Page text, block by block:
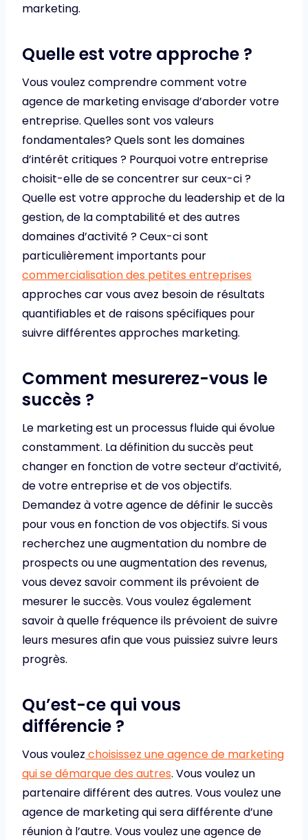
marketing.
Quelle est votre approche ?
Vous voulez comprendre comment votre
agence de marketing envisage d’aborder votre
entreprise. Quelles sont vos valeurs
fondamentales? Quels sont les domaines
d’intérêt critiques ? Pourquoi votre entreprise
choisit-elle de se concentrer sur ceux-ci ?
Quelle est votre approche du leadership et de la
gestion, de la comptabilité et des autres
domaines d’activité ? Ceux-ci sont
particulièrement importants pour
commercialisation des petites entreprises
approches car vous avez besoin de résultats
quantifiables et de raisons spécifiques pour
suivre différentes approches marketing.
Comment mesurerez-vous le
succès ?
Le marketing est un processus fluide qui évolue
constamment. La définition du succès peut
changer en fonction de votre secteur d’activité,
de votre entreprise et de vos objectifs.
Demandez à votre agence de définir le succès
pour vous en fonction de vos objectifs. Si vous
recherchez une augmentation du nombre de
prospects ou une augmentation des revenus,
vous devez savoir comment ils prévoient de
mesurer le succès. Vous voulez également
savoir à quelle fréquence ils prévoient de suivre
leurs mesures afin que vous puissiez suivre leurs
progrès.
Qu’est-ce qui vous
différencie ?
Vous voulez choisissez une agence de marketing
qui se démarque des autres. Vous voulez un
partenaire différent des autres. Vous voulez une
agence de marketing qui sera différente d’une
réunion à l’autre. Vous voulez une agence de